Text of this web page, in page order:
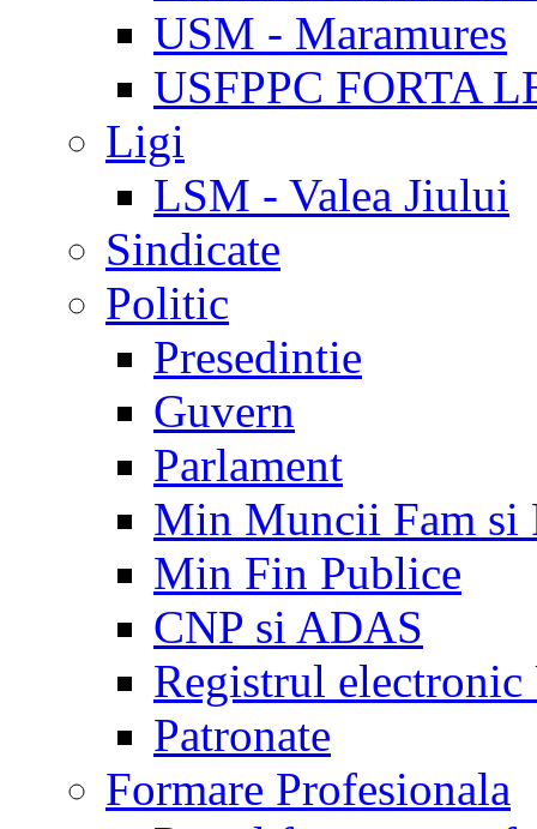
USM - Maramures
USFPPC FORTA
Ligi
LSM - Valea Jiului
Sindicate
Politic
Presedintie
Guvern
Parlament
Min Muncii Fam si
Min Fin Publice
CNP si ADAS
Registrul electronic
Patronate
Formare Profesionala